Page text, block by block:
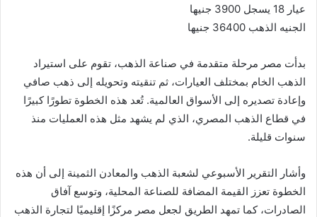
عيار 18 يسجل 3900 جنيها
الجنيه الذهب 36400 جنيها
بدأت مصر مرحلة متقدمة في صناعة الذهب، تقوم على استيراد
الذهب الخام بمختلف العيارات، ثم تنقيته وتحويله إلى ذهب صافي
وإعادة تصديره إلى الأسواق العالمية. تُعد هذه الخطوة تطورًا كبيرًا
في قطاع الذهب المصري، الذي لم يشهد مثل هذه العمليات منذ
سنوات قليلة.
وأشار التقرير الأسبوعي لشعبة الذهب والمعادن الثمينة إلى أن هذه
الخطوة تعزز القيمة المضافة للصناعة المحلية، وتوسع آفاق
الصادرات، كما تمهد الطريق لجعل مصر مركزًا إقليميًا لتجارة الذهب